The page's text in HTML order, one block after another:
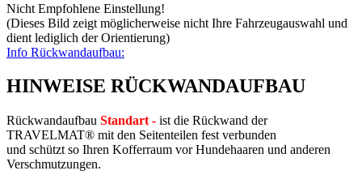
Nicht Empfohlene Einstellung!
(Dieses Bild zeigt möglicherweise nicht Ihre Fahrzeugauswahl und
dient lediglich der Orientierung)
Info Rückwandaufbau:
HINWEISE RÜCKWANDAUFBAU
Rückwandaufbau Standart - ist die Rückwand der
TRAVELMAT® mit den Seitenteilen fest verbunden
und schützt so Ihren Kofferraum vor Hundehaaren und anderen
Verschmutzungen.